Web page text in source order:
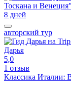
8 дней
авторский тур
Дарья
5,0
1 отзыв
Классика Италии: